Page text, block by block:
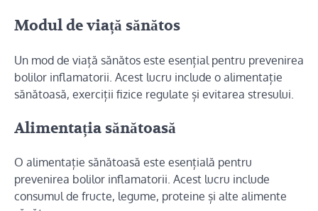
Modul de viață sănătos
Un mod de viață sănătos este esențial pentru prevenirea
bolilor inflamatorii. Acest lucru include o alimentație
sănătoasă, exerciții fizice regulate și evitarea stresului.
Alimentația sănătoasă
O alimentație sănătoasă este esențială pentru
prevenirea bolilor inflamatorii. Acest lucru include
consumul de fructe, legume, proteine și alte alimente